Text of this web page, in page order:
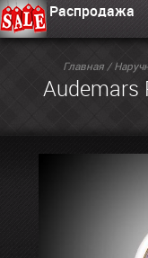
Распродажа
Главная /
Audemars